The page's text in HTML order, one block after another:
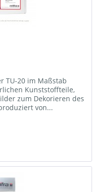
TU-20 im Maßstab
Kunststoffteile,
zum Dekorieren des
von...